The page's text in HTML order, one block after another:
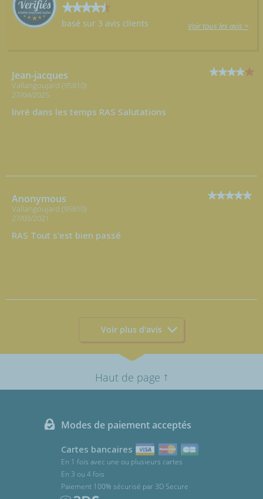
basé sur 3 avis clients Voir tous les avis >
Jean-jacques
Vallangoujard (95810)
27/04/2025
livré dans les temps RAS Salutations
Anonymous
Vallangoujard (95810)
27/03/2021
RAS Tout s'est bien passé
Voir plus d'avis
Haut de page ↑
Modes de paiement acceptés
Cartes bancaires
En 1 fois avec une ou plusieurs cartes
En 3 ou 4 fois
Paiement 100% sécurisé par 3D Secure